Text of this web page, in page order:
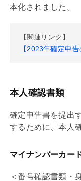
本化されました。
【関連リンク】
【2023年確定申
本人確認書類
確定申告書を提出
するために、本人
マイナンバーカー
＜番号確認書類・